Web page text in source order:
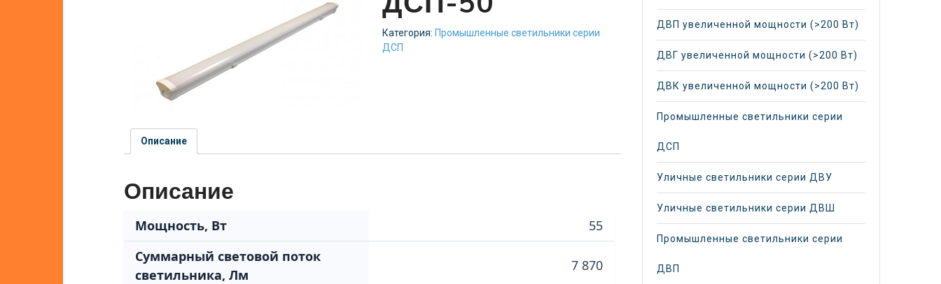
Категория: Промышленные светильники серии
ДСП
Описание
Описание
Мощность, Вт
55
Суммарный световой поток
светильника, Лм
7 870
ДВП увеличенной мощности (>200 Вт)
ДВГ увеличенной мощности (>200 Вт)
ДВК увеличенной мощности (>200 Вт)
Промышленные светильники серии
ДСП
Уличные светильники серии ДВУ
Уличные светильники серии ДВШ
Промышленные светильники серии
ДВП